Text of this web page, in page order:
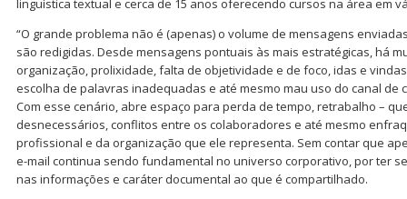
linguística textual e cerca de 15 anos oferecendo cursos na área em
“O grande problema não é (apenas) o volume de mensagens
são redigidas. Desde mensagens pontuais às mais estratégicas, há
organização, prolixidade, falta de objetividade e de foco, idas e
escolha de palavras inadequadas e até mesmo mau uso do canal de
Com esse cenário, abre espaço para perda de tempo, retrabalho –
desnecessários, conflitos entre os colaboradores e até mesmo
profissional e da organização que ele representa. Sem contar que
e-mail continua sendo fundamental no universo corporativo, por ter
nas informações e caráter documental ao que é compartilhado.